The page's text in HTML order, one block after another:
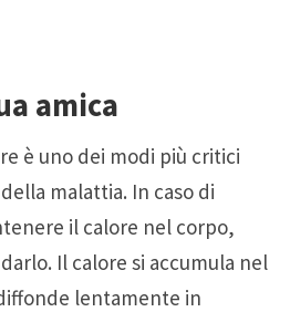
amica
è uno dei modi più critici
malattia. In caso di
il calore nel corpo,
Il calore si accumula nel
lentamente in